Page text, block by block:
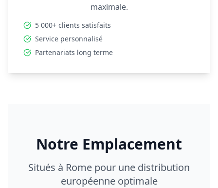
maximale.
5 000+ clients satisfaits
Service personnalisé
Partenariats long terme
Notre Emplacement
Situés à Rome pour une distribution
européenne optimale